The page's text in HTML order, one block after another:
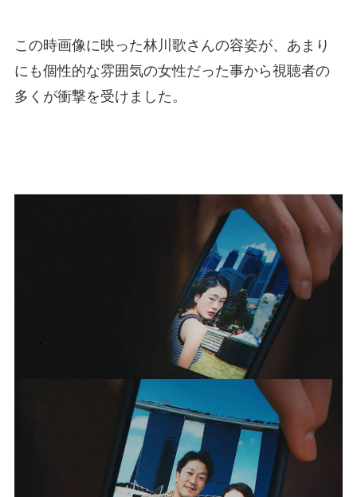
この時画像に映った林川歌さんの容姿が、あまり
にも個性的な雰囲気の女性だった事から視聴者の
多くが衝撃を受けました。